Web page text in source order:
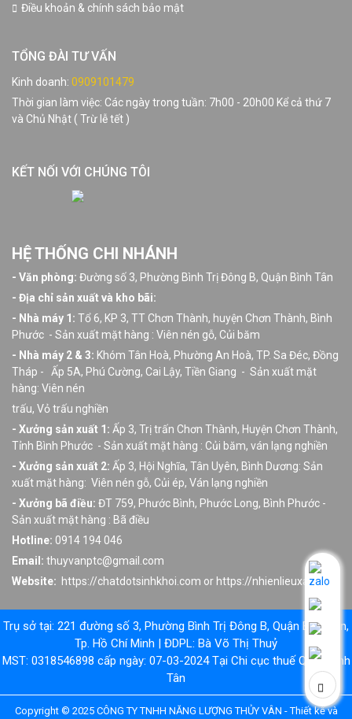
Điều khoản & chính sách bảo mật
TỔNG ĐÀI TƯ VẤN
Kinh doanh: 0909101479
Thời gian làm việc: Các ngày trong tuần: 7h00 - 20h00 Kể cả thứ 7
và Chủ Nhật ( Trừ lễ tết )
KẾT NỐI VỚI CHÚNG TÔI
HỆ THỐNG CHI NHÁNH
- Văn phòng: Đường số 3, Phường Bình Trị Đông B, Quận Bình Tân
- Địa chỉ sản xuất và kho bãi:
- Nhà máy 1: Tổ 6, KP 3, TT Chơn Thành, huyện Chơn Thành, Bình
Phước - Sản xuất mặt hàng : Viên nén gỗ, Củi băm
- Nhà máy 2 & 3: Khóm Tân Hoà, Phường An Hoà, TP. Sa Đéc, Đồng
Tháp - Ấp 5A, Phú Cường, Cai Lậy, Tiền Giang - Sản xuất mặt
hàng: Viên nén
trấu, Vỏ trấu nghiền
- Xưởng sản xuất 1: Ấp 3, Trị trấn Chơn Thành, Huyện Chơn Thành,
Tỉnh Bình Phước - Sản xuất mặt hàng : Củi băm, ván lạng nghiền
- Xưởng sản xuất 2: Ấp 3, Hội Nghĩa, Tân Uyên, Bình Dương: Sản
xuất mặt hàng: Viên nén gỗ, Củi ép, Ván lạng nghiền
- Xưởng bã điều: ĐT 759, Phước Bình, Phước Long, Bình Phước -
Sản xuất mặt hàng : Bã điều
Hotline: 0914 194 046
Email: thuyvanptc@gmail.com
Website: https://chatdotsinhkhoi.com or https://nhienlieuxanh.net
Trụ sở tại: 221 đường số 3, Phường Bình Trị Đông B, Quận Bình Tân,
Tp. Hồ Chí Minh | ĐDPL: Bà Võ Thị Thuỷ
MST: 0318546898 cấp ngày: 07-03-2024 Tại Chi cục thuế Quận Bình
Tân
Copyright © 2025 CÔNG TY TNHH NĂNG LƯỢNG THỦY VÂN - Thiết kế và